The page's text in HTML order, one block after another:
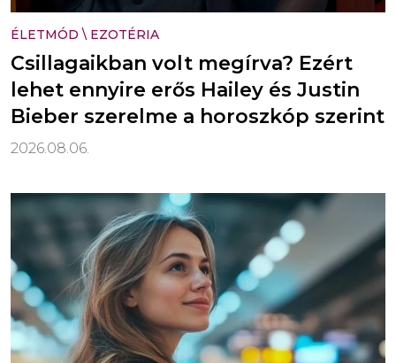
ÉLETMÓD \ EZOTÉRIA
Csillagaikban volt megírva? Ezért
lehet ennyire erős Hailey és Justin
Bieber szerelme a horoszkóp szerint
2026.08.06.